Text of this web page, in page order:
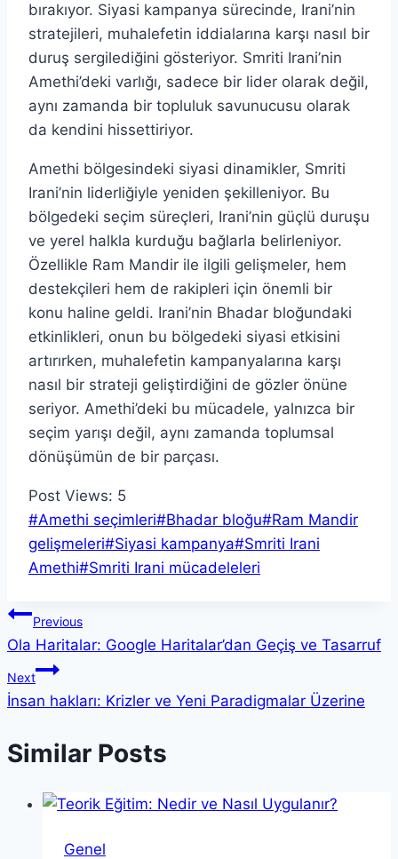
bırakıyor. Siyasi kampanya sürecinde, Irani’nin
stratejileri, muhalefetin iddialarına karşı nasıl bir
duruş sergilediğini gösteriyor. Smriti Irani’nin
Amethi’deki varlığı, sadece bir lider olarak değil,
aynı zamanda bir topluluk savunucusu olarak
da kendini hissettiriyor.
Amethi bölgesindeki siyasi dinamikler, Smriti
Irani’nin liderliğiyle yeniden şekilleniyor. Bu
bölgedeki seçim süreçleri, Irani’nin güçlü duruşu
ve yerel halkla kurduğu bağlarla belirleniyor.
Özellikle Ram Mandir ile ilgili gelişmeler, hem
destekçileri hem de rakipleri için önemli bir
konu haline geldi. Irani’nin Bhadar bloğundaki
etkinlikleri, onun bu bölgedeki siyasi etkisini
artırırken, muhalefetin kampanyalarına karşı
nasıl bir strateji geliştirdiğini de gözler önüne
seriyor. Amethi’deki bu mücadele, yalnızca bir
seçim yarışı değil, aynı zamanda toplumsal
dönüşümün de bir parçası.
Post Views: 5
Post
Tags:
#Amethi seçimleri#Bhadar bloğu#Ram Mandir
gelişmeleri#Siyasi kampanya#Smriti Irani
Amethi#Smriti Irani mücadeleleri
Yazı
gezinmesi
Previous
Ola Haritalar: Google Haritalar’dan Geçiş ve Tasarruf
Next
İnsan hakları: Krizler ve Yeni Paradigmalar Üzerine
Similar Posts
Genel